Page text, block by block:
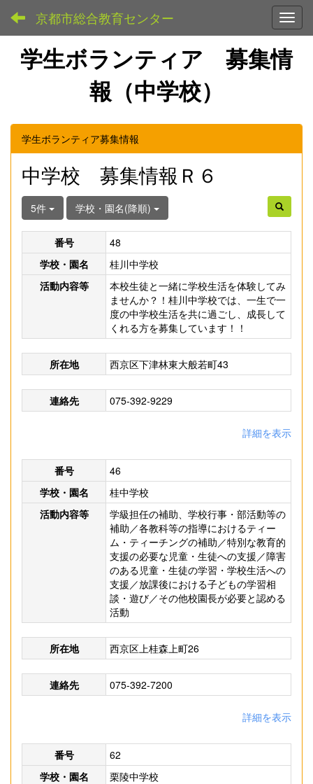
京都市総合教育センター
学生ボランティア 募集情
報（中学校）
学生ボランティア募集情報
中学校 募集情報Ｒ６
5件 学校・園名(降順)
番号
48
学校・園名
桂川中学校
活動内容等
本校生徒と一緒に学校生活を体験してみ
ませんか？！桂川中学校では、一生で一
度の中学校生活を共に過ごし、成長して
くれる方を募集しています！！
所在地 西京区下津林東大般若町43
連絡先 075-392-9229
詳細を表示
番号
46
学校・園名
桂中学校
活動内容等
学級担任の補助、学校行事・部活動等の
補助／各教科等の指導におけるティー
ム・ティーチングの補助／特別な教育的
支援の必要な児童・生徒への支援／障害
のある児童・生徒の学習・学校生活への
支援／放課後における子どもの学習相
談・遊び／その他校園長が必要と認める
活動
所在地 西京区上桂森上町26
連絡先 075-392-7200
詳細を表示
番号
62
学校・園名
栗陵中学校